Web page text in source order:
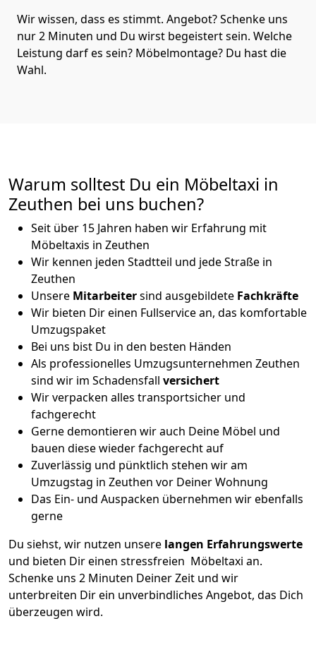
Wir wissen, dass es stimmt. Angebot? Schenke uns
nur 2 Minuten und Du wirst begeistert sein. Welche
Leistung darf es sein? Möbelmontage? Du hast die
Wahl.
Warum solltest Du ein Möbeltaxi in
Zeuthen bei uns buchen?
Seit über 15 Jahren haben wir Erfahrung mit
Möbeltaxis in Zeuthen
Wir kennen jeden Stadtteil und jede Straße in
Zeuthen
Unsere Mitarbeitersind ausgebildete Fachkräfte
Wir bieten Dir einen Fullservice an, das komfortable
Umzugspaket
Bei uns bist Du in den besten Händen
Als professionelles Umzugsunternehmen Zeuthen
sind wir im Schadensfall versichert
Wir verpacken alles transportsicher und
fachgerecht
Gerne demontieren wir auch Deine Möbel und
bauen diese wieder fachgerecht auf
Zuverlässig und pünktlich stehen wir am
Umzugstag in Zeuthen vor Deiner Wohnung
Das Ein- und Auspacken übernehmen wir ebenfalls
gerne
Du siehst, wir nutzen unsere langen Erfahrungswerte
und bieten Dir einen stressfreien Möbeltaxi an.
Schenke uns 2 Minuten Deiner Zeit und wir
unterbreiten Dir ein unverbindliches Angebot, das Dich
überzeugen wird.